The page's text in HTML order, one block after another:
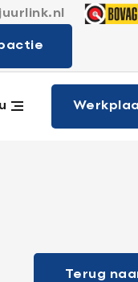
Terug